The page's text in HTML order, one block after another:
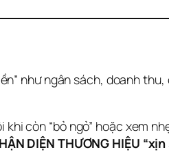
như ngân sách, doanh thu,
còn “bỏ ngỏ” hoặc xem
DIỆN THƯƠNG HIỆU “xịn